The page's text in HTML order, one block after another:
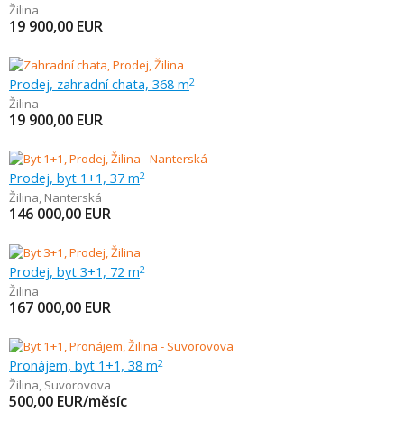
Žilina
19 900,00 EUR
Prodej, zahradní chata, 368 m2
Žilina
19 900,00 EUR
Prodej, byt 1+1, 37 m2
Žilina, Nanterská
146 000,00 EUR
Prodej, byt 3+1, 72 m2
Žilina
167 000,00 EUR
Pronájem, byt 1+1, 38 m2
Žilina, Suvorovova
500,00 EUR/měsíc